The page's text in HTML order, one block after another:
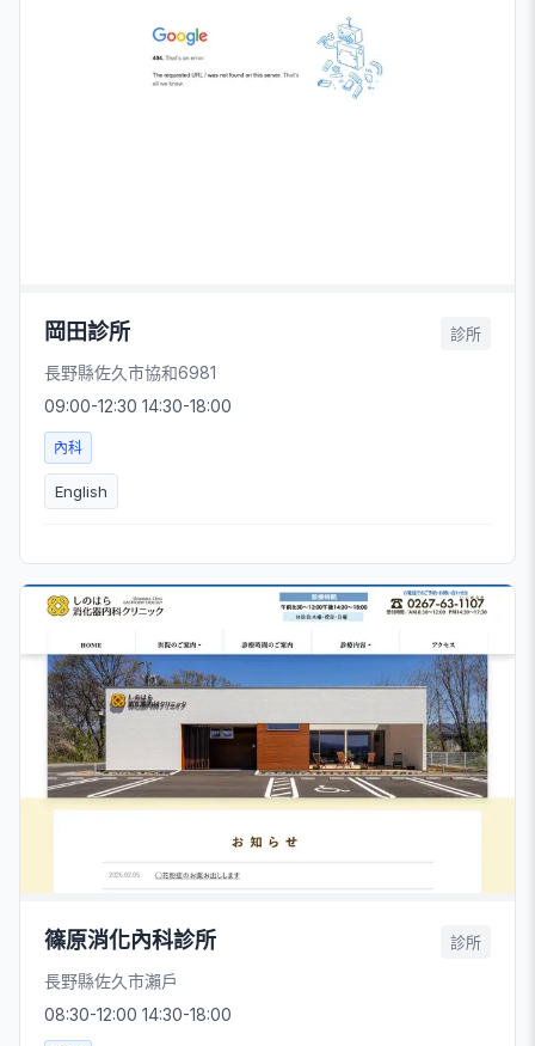
岡田診所 診所
長野縣佐久市協和6981
09:00-12:30 14:30-18:00
內科
English
篠原消化內科診所 診所
長野縣佐久市瀨戶
08:30-12:00 14:30-18:00